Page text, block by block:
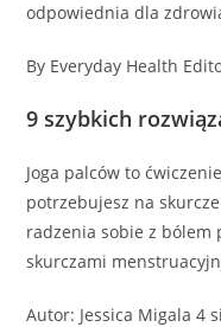
odpowiednia dla
By Everyday Health
9 szybkich
Joga palców to
potrzebujesz na
radzenia sobie z bólem
skurczami
Autor: Jessica Migala 4